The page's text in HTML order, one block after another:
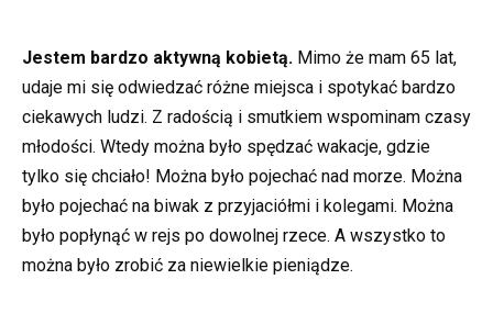
Jestem bardzo aktywną kobietą. Mimo że mam 65 lat,
udaje mi się odwiedzać różne miejsca i spotykać bardzo
ciekawych ludzi. Z radością i smutkiem wspominam czasy
młodości. Wtedy można było spędzać wakacje, gdzie
tylko się chciało! Można było pojechać nad morze. Można
było pojechać na biwak z przyjaciółmi i kolegami. Można
było popłynąć w rejs po dowolnej rzece. A wszystko to
można było zrobić za niewielkie pieniądze.